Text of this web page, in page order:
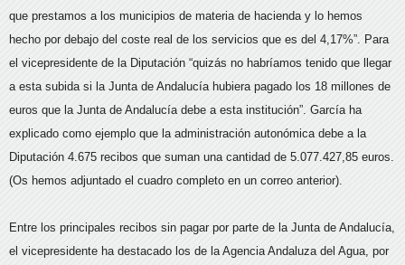
que prestamos a los municipios de materia de hacienda y lo hemos
hecho por debajo del coste real de los servicios que es del 4,17%”. Para
el vicepresidente de la Diputación “quizás no habríamos tenido que llegar
a esta subida si la Junta de Andalucía hubiera pagado los 18 millones de
euros que la Junta de Andalucía debe a esta institución”. García ha
explicado como ejemplo que la administración autonómica debe a la
Diputación 4.675 recibos que suman una cantidad de 5.077.427,85 euros.
(Os hemos adjuntado el cuadro completo en un correo anterior).
Entre los principales recibos sin pagar por parte de la Junta de Andalucía,
el vicepresidente ha destacado los de la Agencia Andaluza del Agua, por